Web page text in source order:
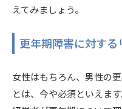
えてみましょう。
更年期障害に対す
女性はもちろん、男性の
とは、今や必須といえます